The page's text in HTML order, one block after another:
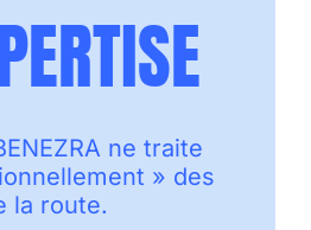
ne traite
» des
la route.